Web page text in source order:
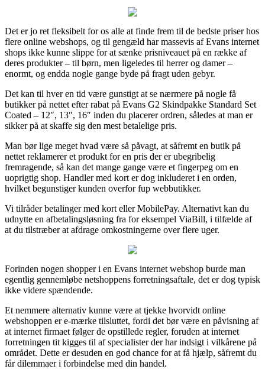
Det er jo ret fleksibelt for os alle at finde frem til de bedste priser hos
flere online webshops, og til gengæld har massevis af Evans internet
shops ikke kunne slippe for at sænke prisniveauet på en række af
deres produkter – til børn, men ligeledes til herrer og damer –
enormt, og endda nogle gange byde på fragt uden gebyr.
Det kan til hver en tid være gunstigt at se nærmere på nogle få
butikker på nettet efter rabat på Evans G2 Skindpakke Standard Set
Coated – 12″, 13″, 16″ inden du placerer ordren, således at man er
sikker på at skaffe sig den mest betalelige pris.
Man bør lige meget hvad være så påvagt, at såfremt en butik på
nettet reklamerer et produkt for en pris der er ubegribelig
fremragende, så kan det mange gange være et fingerpeg om en
uoprigtig shop. Handler med kort er dog inkluderet i en orden,
hvilket begunstiger kunden overfor fup webbutikker.
Vi tilråder betalinger med kort eller MobilePay. Alternativt kan du
udnytte en afbetalingsløsning fra for eksempel ViaBill, i tilfælde af
at du tilstræber at afdrage omkostningerne over flere uger.
Forinden nogen shopper i en Evans internet webshop burde man
egentlig gennemløbe netshoppens forretningsaftale, det er dog typisk
ikke videre spændende.
Et nemmere alternativ kunne være at tjekke hvorvidt online
webshoppen er e-mærke tilsluttet, fordi det bør være en påvisning af
at internet firmaet følger de opstillede regler, foruden at internet
forretningen tit kigges til af specialister der har indsigt i vilkårene på
området. Dette er desuden en god chance for at få hjælp, såfremt du
får dilemmaer i forbindelse med din handel.